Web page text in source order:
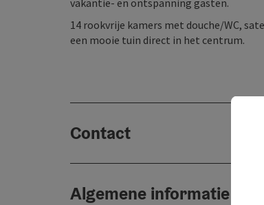
vakantie- en ontspanning gasten.
14 rookvrije kamers met douche/WC,
een mooie tuin direct in het centrum.
Contact
Algemene informatie